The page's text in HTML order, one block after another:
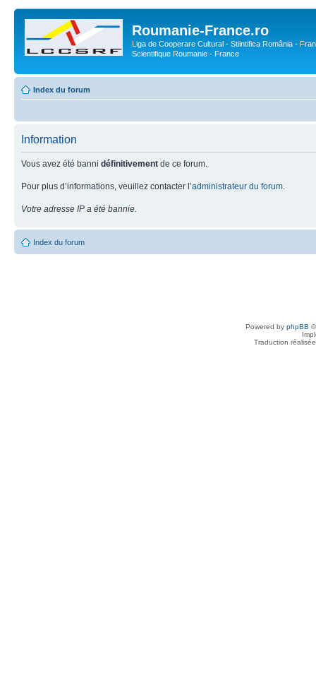
Roumanie-France.ro
Liga de Cooperare Cultural - Stiintifica România -
Scientifique Roumanie - France
Index du forum
Information
Vous avez été banni définitivement de ce forum.
Pour plus d’informations, veuillez contacter l’administrateur du forum
Votre adresse IP a été bannie.
Index du forum
Powered by phpBB
Traduction